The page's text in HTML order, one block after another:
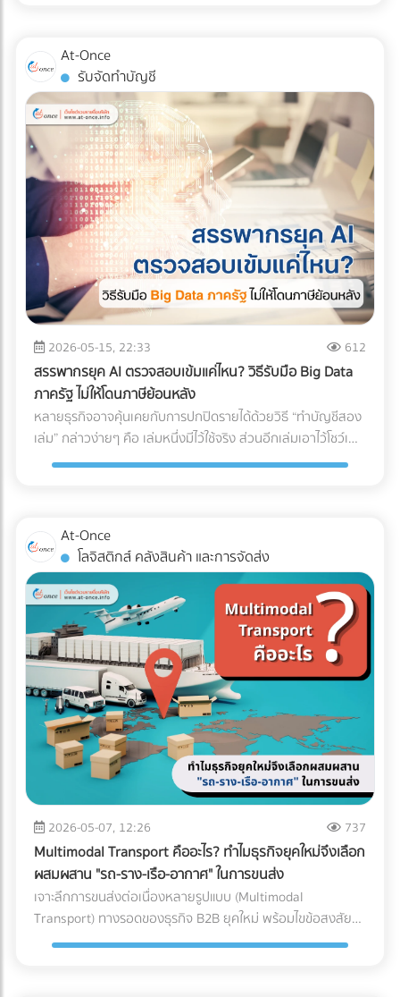
ส่วนอิเล็กทรอนิกส์ขนาดเล็ก, สินค้า E-Commerce, การย้าย
ออฟฟิศขนาดเล็ก, หรือการกระจายสินค้าเข้าสู่ตัวเมืองที่ซอย
แคบ 2. รถบรรทุก 6 ล้อ (ตู้ทึบ / คอก) รถระดับกลางที่เป็น "เดอะ
แบก" ของธุรกิจ SME รองรับน้ำหนักได้ประมาณ 5-7 ตัน ความ
ยาวกระบะมีตั้งแต่ 5-7 เมตร สามารถจัดเรียงสินค้าบนพาเลท
(Pallet) แล้วใช้โฟล์คลิฟต์ยกขึ้นได้อย่างเป็นระบบ ✅ สินค้าที่ตอบ
โจทย์: วัสดุก่อสร้างขนาดกลาง, เครื่องใช้ไฟฟ้าขนาดใหญ่, ยาง
รถยนต์, สินค้าเกษตรแปรรูป, หรือการขนย้ายเครื่องจักรโรงงาน
ขนาดกลาง 3. รถบรรทุก 10 ล้อ พี่ใหญ่แห่งวงการโลจิสติกส์ทาง
บก โครงสร้างแชสซี (Chassis) แข็งแกร่ง บรรทุกน้ำหนักได้สูงสุด
ถึง 15 ตัน (ตามกฎหมายกำหนด) วิ่งทำความเร็วทางไกลข้าม
จังหวัดได้ดีเยี่ยม ✅ สินค้าที่ตอบโจทย์: สินค้าเกษตรกรรมล็อต
ใหญ่ (ข้าวสาร, น้ำตาล), วัสดุก่อสร้างหนัก (เหล็กเส้น,
ปูนซีเมนต์), สินค้าอุตสาหกรรมหนัก, และเครื่องจักรขนาดใหญ่ 4.
รถบรรทุกควบคุมอุณหภูมิ (Cold Chain Truck) รถที่ออกแบบมา
พิเศษพร้อมเครื่องทำความเย็น สามารถปรับอุณหภูมิได้ตั้งแต่
โหมดแช่เย็น (Chilled) ไปจนถึงแช่แข็ง (Frozen) เพื่อรักษาความ
สดใหม่และคุณภาพของสินค้าตลอดเส้นทาง ✅ สินค้าที่ตอบ
โจทย์: อาหารทะเล, เนื้อสัตว์สด, ผักผลไม้ส่งออก, ยารักษาโรค,
วัคซีน, และเครื่องสำอางบางชนิดที่ไวต่อความร้อน 5. รถหัวลาก
พ่วงแบบเรียบ (Flatbed) ทนทานต่อการบรรทุกของที่หนักมาก
และยาวเป็นพิเศษ ✅ สินค้าที่ตอบโจทย์: สินค้านำเข้า-ส่งออกที่
บรรจุในตู้คอนเทนเนอร์ (ไปรับ/ส่งที่ท่าเรือหรือท่าอากาศยาน),
ท่อเหล็กขนาดใหญ่, โครงสร้างเหล็กสะพาน, หรือรถยนต์ 3 เช็
กลิสต์ฉบับย่อ: ถามตัวเองก่อนตัดสินใจจ้างรถขนส่งเหมาคัน
สินค้าคืออะไร มีน้ำหนักและปริมาตร (คิว) เท่าไหร่? (เพื่อเลือกรถที่
รับน้ำหนักได้พอดี ไม่เหลือพื้นที่ว่างให้เสียเงินฟรี) จุดขึ้น-ลง
สินค้า มีข้อจำกัดไหม? (เช่น ซอยแคบ รถ 6 ล้อเข้าไม่ได้ หรือมี
เครื่องโฟล์คลิฟต์สำหรับโหลดของหรือไม่) ต้องการบริการเสริม
อะไรบ้าง? (เช่น ต้องการพนักงานยกของด้วย หรือต้องการ
ประกันภัยสินค้ามูลค่าสูงครอบคลุมเพิ่มเติม) สรุป การเลือก
ประเภทรถขนส่งให้ตรงกับงาน ไม่เพียงแต่ช่วยปกป้องสินค้าให้ถึง
มือลูกค้าอย่างปลอดภัย แต่ยังเป็นกลยุทธ์สำคัญที่ช่วยให้ฝ่ายจัด
ซื้อคุมงบประมาณ Logistics ได้อย่างมีประสิทธิภาพ กำลัง
วางแผนขนส่งสินค้าล็อตใหญ่อยู่ใช่ไหม? ไม่ต้องเสียเวลาโทรเช็
กราคาหลายที่ให้วุ่นวาย! ค้นหาและเปรียบเทียบ บริษัทขนส่ง
สินค้า, ผู้ให้บริการขนส่งเหมาคัน, และบริษัท Logistics ชั้นนำ ที่มี
รถพร้อมให้บริการทุกประเภท ผ่านการคัดกรองความน่าเชื่อถือ
แล้ว ได้ที่นี่
ของคุณทุกเดือน บทความนี้จะพาเจาะลึกรูปแบบ Layout คลัง
สินค้า 3 สไตล์ที่ได้รับความนิยมมากที่สุดในระดับสากล เพื่อให้คุณ
ตัดสินใจได้ว่า... รูปแบบไหนที่จะช่วยรีดประสิทธิภาพการทำงาน
และเหมาะกับธุรกิจของคุณที่สุด! ทำไมการออกแบบ Layout คลัง
สินค้าถึงเป็นเรื่อง "ชี้เป็นชี้ตาย" ? ก่อนจะไปดูรูปแบบ เราต้อง
เข้าใจก่อนว่าเป้าหมายของการจัด Layout ที่ดีคือการสร้าง
Workflow ที่ลื่นไหลที่สุด ตั้งแต่ของมาส่ง (Receiving) ไปจนถึง
ของออกจากคลัง (Shipping) การออกแบบที่ดีจะช่วยคุณแก้
ปัญหาเหล่านี้: ลดคอขวด (Bottleneck): รถโฟล์คลิฟต์และ
พนักงานไม่ต้องรอคิว หรือวิ่งสวนทางกันในทางเดินแคบๆ เพิ่ม
ความรวดเร็วในการเบิกจ่าย (Picking Speed): สินค้าขายดีอยู่
ใกล้ สินค้าเคลื่อนไหวช้าอยู่ไกล ช่วยลดระยะเวลาการเดินหาของ
เพิ่มความปลอดภัย: ลดอุบัติเหตุระหว่างเครื่องจักรและมนุษย์
เจาะลึก 3 รูปแบบ Layout คลังสินค้ายอดฮิต การเลือกรูปแบบผัง
คลังสินค้า จะขึ้นอยู่กับรูปทรงของอาคาร ลักษณะสินค้า และ
กระแสการไหลของงาน (Flow) เป็นหลัก ดังนี้ครับ: 1. รูปแบบตัว
U (U-Shaped Layout) นี่คือรูปแบบที่ได้รับความนิยม "สูงที่สุด"
ในวงการโลจิสติกส์ จุดเด่นคือจุดรับสินค้าเข้า (Receiving) และจุด
จ่ายสินค้าออก (Shipping) จะอยู่ฝั่งเดียวกันของอาคาร โดย
กระแสการทำงานจะไหลเป็นรูปตัว U ตั้งแต่การรับของ เก็บเข้าชั้น
สามารถโยกย้ายไปช่วยงานทั้งฝั่งรับและฝั่งจ่ายได้ง่าย (Cross-
docking ทำได้สะดวก) ข้อควรระวัง: อาจเกิดความแออัดบริเวณ
ประตูเข้า-ออก หากมีการรับและส่งสินค้าพร้อมกันในปริมาณ
มากๆ เหมาะกับใคร?: ธุรกิจ SME, ธุรกิจที่มีพื้นที่อาคารจำกัด,
คลังสินค้าที่เน้นการกระจายสินค้าทั่วไป (FMCG) 2. รูปแบบตัว I
(I-Shaped / Through Layout) รูปแบบนี้คือการเดินทางเป็น
"เส้นตรง" จุดรับสินค้าจะอยู่หัวอาคาร และจุดจ่ายสินค้าจะอยู่ท้าย
อาคารฝั่งตรงข้ามกัน สินค้าจะไหลไปในทิศทางเดียวแบบไม่มีการ
ย้อนกลับ ข้อดี: ลดความสับสนและการวิ่งสวนทางกันได้อย่าง
เด็ดขาด กระบวนการทำงานไหลลื่นมาก (Straight-line flow) ลด
อุบัติเหตุบริเวณคอขวด ข้อควรระวัง: ต้องใช้อาคารที่มีความยาว
มาก และต้องใช้พื้นที่ภายนอก (ลานจอดรถ) ทั้ง 2 ฝั่งของอาคาร
ทำให้สิ้นเปลืองพื้นที่โดยรอบ เหมาะกับใคร?: โรงงานอุตสาหกรรม
ขนาดใหญ่, ธุรกิจที่มีปริมาณการเข้า-ออกของสินค้ามหาศาล
(High-volume), หรือสินค้าที่มีน้ำหนักมาก/ชิ้นใหญ่ที่เคลื่อนย้าย
ยาก 3. รูปแบบตัว L (L-Shaped Layout) ผังคลังสินค้าแบบตัว
L จะคล้ายกับตัว I แต่จุดรับสินค้าและจุดจ่ายสินค้าจะตั้งฉากกันที่
มุม 90 องศา (อยู่คนละด้านของผนังอาคาร) มักเกิดขึ้นจากข้อ
จำกัดของรูปทรงอาคาร หรือพื้นที่ที่ดิน ข้อดี: แยกพื้นที่รับและส่ง
สินค้าออกจากกันอย่างชัดเจน ลดความแออัดบริเวณประตูได้ดี
At-Once
รับจัดทำบัญชี
2026-05-15, 22:33 612
สรรพากรยุค AI ตรวจสอบเข้มแค่ไหน? วิธีรับมือ Big Data
ภาครัฐ ไม่ให้โดนภาษีย้อนหลัง
หลายธุรกิจอาจคุ้นเคยกับการปกปิดรายได้ด้วยวิธี “ทำบัญชีสอง
เล่ม” กล่าวง่ายๆ คือ เล่มหนึ่งมีไว้ใช้จริง ส่วนอีกเล่มเอาไว้โชว์เพื่อ
เลี่ยงการเสียภาษี แต่ปัจจุบันวิธีนี้ทำได้ยากขึ้นมากในยุคที่กรม
อีกต่อไป เพราะระบบไม่ได้ดูแค่สิ่งที่คุณยื่น แต่ดู "สิ่งที่คนอื่นยื่น
เกี่ยวกับคุณด้วย" คำถามสำคัญคือ... ธุรกิจของคุณพร้อมรับมือ
กับการถูกตรวจสอบหรือยัง? ในวันที่ข้อมูลทางการเงินทุกเส้น
ทางเชื่อมโยงถึงกัน 3 วิธีเตรียมพร้อมรับมือ ให้ธุรกิจปลอดภัย
จาก "ภาษีย้อนหลัง" นี่คือ 3 ตัววิธีปรับตัวสำคัญ ที่เจ้าของธุรกิจ
ต้องเริ่มทำตั้งแต่วันนี้ เพื่อสร้างภูมิคุ้มกันให้บริษัทปลอดภัยจาก
ฝันร้ายเรื่องภาษีย้อนหลัง: 1. บังคับใช้ "บัญชีเล่มเดียว" (Single
Account) อย่างเคร่งครัด หมดยุคของการทำ "บัญชีเล่มหนึ่งยื่น
สรรพากร บัญชีเล่มสองเก็บไว้ดูเอง" แล้ว เพราะข้อมูลเงินสดที่
เข้าบัญชีธนาคาร ข้อมูลค่าน้ำค่าไฟ หรือข้อมูลการนำเข้าสินค้า
ถูกเชื่อมโยงถึงกันหมด การจงใจทำรายได้ให้ต่ำกว่าความเป็นจริง
จะทำให้ตัวเลขในงบการเงินขัดแย้งกันเองจนกลายเป็นเป้าหมาย
หลักของ AI ทันที วิธีแก้: ลงบันทึกรายได้และค่าใช้จ่ายทุกรายการ
ตามความเป็นจริง นอกจากจะปลอดภัยจากสรรพากรแล้ว งบ
การเงินที่สะท้อนกำไรที่แท้จริง ยังช่วยให้ธุรกิจกู้ขอสินเชื่อกับ
ธนาคาร หรือดึงดูดนักลงทุนได้ง่ายขึ้นด้วย 2. ปรับตัวเข้าสู่ระบบ
Digital Tax แบบเต็มรูปแบบ ความผิดพลาดเล็กๆ น้อยๆ จาก
การทำงานของคน (Human Error) เช่น พิมพ์ตัวเลขใบกำกับ
ภาษีผิด หรือหัก ณ ที่จ่ายไม่ครบ ถือเป็นหนึ่งในสาเหตุหลักที่ทำให้
โดนเรียกตรวจสอบ วิธีแก้: เปลี่ยนจากการใช้กระดาษ มาใช้ระบบ
At-Once
โลจิสติกส์ คลังสินค้า และการจัดส่ง
2026-05-07, 12:26 737
Multimodal Transport คืออะไร? ทำไมธุรกิจยุคใหม่จึงเลือก
ผสมผสาน "รถ-ราง-เรือ-อากาศ" ในการขนส่ง
เจาะลึกการขนส่งต่อเนื่องหลายรูปแบบ (Multimodal
Transport) ทางรอดของธุรกิจ B2B ยุคใหม่ พร้อมไขข้อสงสัยว่า
ใครคือ "เจ้าภาพ" ตัวจริงที่ช่วยคุมต้นทุนและเวลา ค้นหาพาร์ท